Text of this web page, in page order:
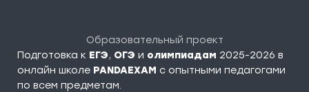
Образовательный проект
Подготовка к ЕГЭ, ОГЭ и олимпиадам 2025-2026 в
онлайн школе PANDAEXAM c опытными педагогами
по всем предметам.